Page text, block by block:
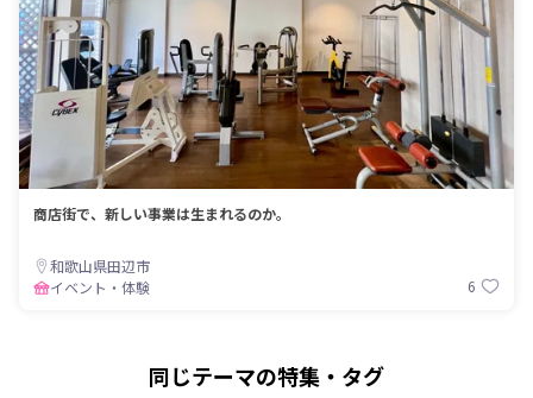
商店街で、新しい事業は生まれるのか。
和歌山県田辺市
イベント・体験
6
同じテーマの特集・タグ